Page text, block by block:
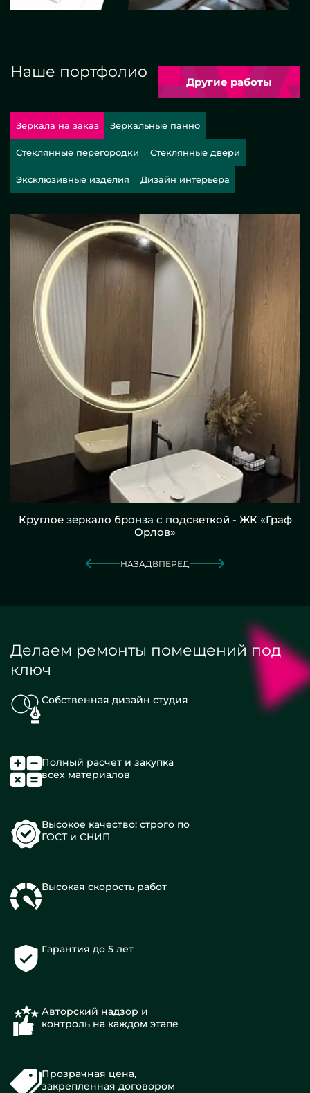
Наше портфолио
Другие работы
Зеркала на заказ Зеркальные панно
Стеклянные перегородки Стеклянные двери
Эксклюзивные изделия Дизайн интерьера
Круглое зеркало бронза с подсветкой - ЖК «Граф
Орлов»
НАЗАД ВПЕРЕД
Делаем ремонты помещений под
ключ
Собственная дизайн студия
Полный расчет и закупка
всех материалов
Высокое качество: строго по
ГОСТ и СНИП
Высокая скорость работ
Гарантия до 5 лет
Авторский надзор и
контроль на каждом этапе
Прозрачная цена,
закрепленная договором